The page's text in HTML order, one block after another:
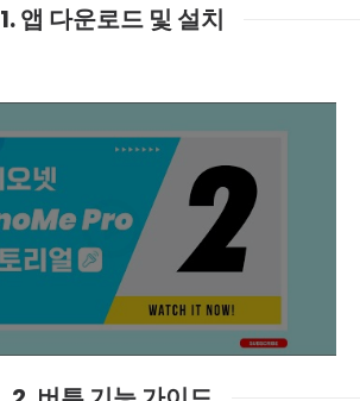
1. 앱 다운로드 및 설치